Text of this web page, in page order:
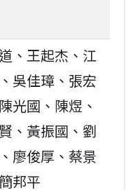
、王起杰、江
吳佳璋、張宏
光國、陳煜、
、黃振國、劉
廖俊厚、蔡景
邦平